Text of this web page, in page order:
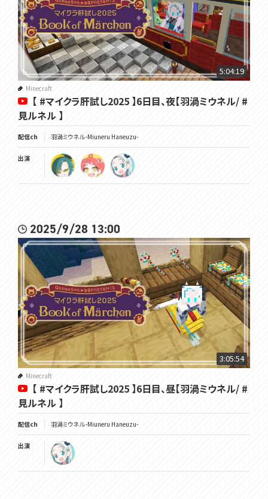
5:04:19
Minecraft
【 #マイクラ肝試し2025 】6日目、夜【羽渦ミウネル/ #
見ルネル 】
配信ch 羽渦ミウネル -Miuneru Haneuzu-
出演
2025/9/28 13:00
3:05:54
Minecraft
【 #マイクラ肝試し2025 】6日目、昼【羽渦ミウネル/ #
見ルネル 】
配信ch 羽渦ミウネル -Miuneru Haneuzu-
出演